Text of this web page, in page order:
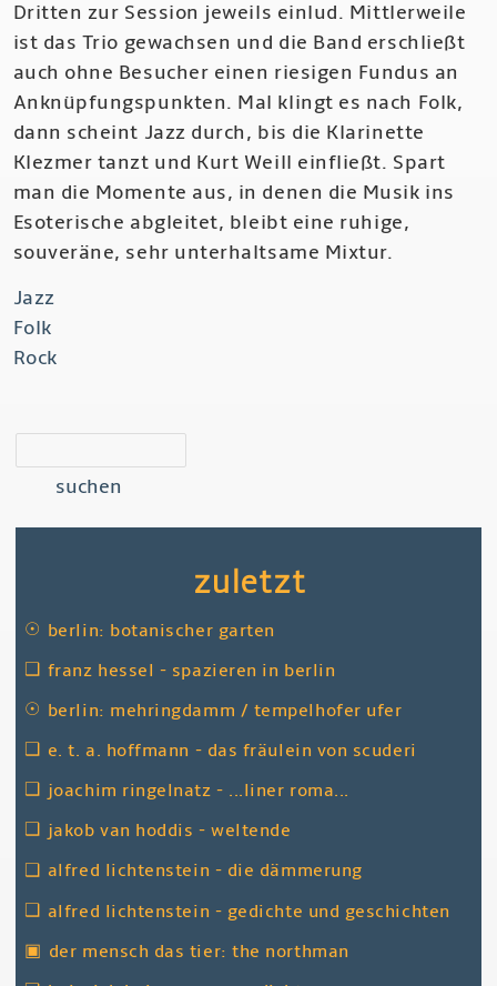
Dritten zur Session jeweils einlud. Mittlerweile
ist das Trio gewachsen und die Band erschließt
auch ohne Besucher einen riesigen Fundus an
Anknüpfungspunkten. Mal klingt es nach Folk,
dann scheint Jazz durch, bis die Klarinette
Klezmer tanzt und Kurt Weill einfließt. Spart
man die Momente aus, in denen die Musik ins
Esoterische abgleitet, bleibt eine ruhige,
souveräne, sehr unterhaltsame Mixtur.
Jazz
Folk
Rock
zuletzt
☉ berlin: botanischer garten
❑ franz hessel - spazieren in berlin
☉ berlin: mehringdamm / tempelhofer ufer
❑ e. t. a. hoffmann - das fräulein von scuderi
❑ joachim ringelnatz - ...liner roma...
❑ jakob van hoddis - weltende
❑ alfred lichtenstein - die dämmerung
❑ alfred lichtenstein - gedichte und geschichten
▣ der mensch das tier: the northman